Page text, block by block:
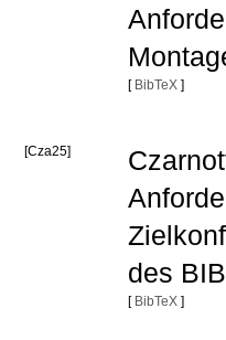
[ BibTeX ]
[Cza25]
des
[ BibTeX ]